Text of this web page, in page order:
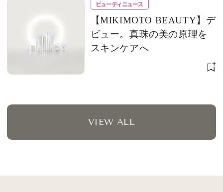
ビューティニュース
【MIKIMOTO BEAUTY】デ
ビュー。真珠の美の原理を
スキンケアへ
VIEW ALL